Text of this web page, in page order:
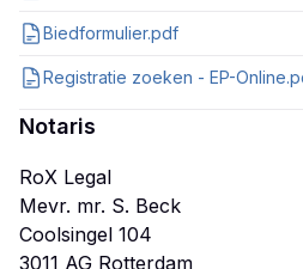
Biedformulier.pdf
Registratie zoeken - EP-
Notaris
RoX Legal
Mevr. mr. S. Beck
Coolsingel 104